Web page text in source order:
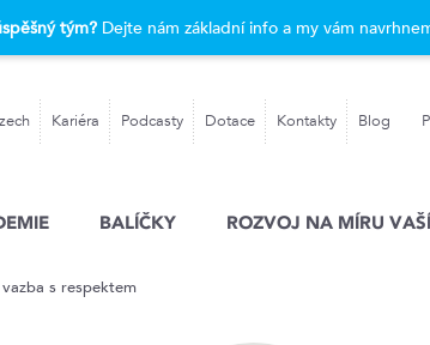
tým?Dejte nám základní info a my vám
Kariéra Podcasty Dotace Kontakty Blog
BALÍČKY ROZVOJ NA MÍRU
s respektem